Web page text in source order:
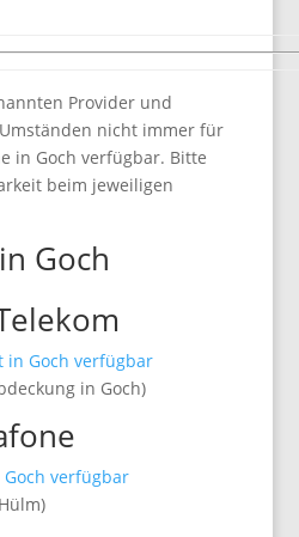
Provider und
nicht immer für
in Goch verfügbar. Bitte
beim jeweiligen
Goch
in Goch verfügbar
in Goch)
Goch verfügbar